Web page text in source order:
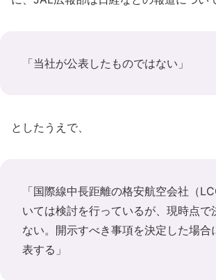
「当社が公表したものではない」
としたうえで、
「国際線中長距離の格安航空会社（
いては検討を行っているが、現時点で
ない。開示すべき事項を決定した場合
表する」